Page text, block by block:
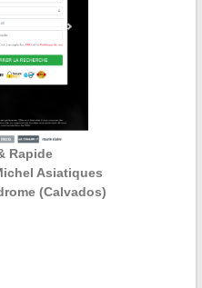
Rapide
Asiatiques
(Calvados)